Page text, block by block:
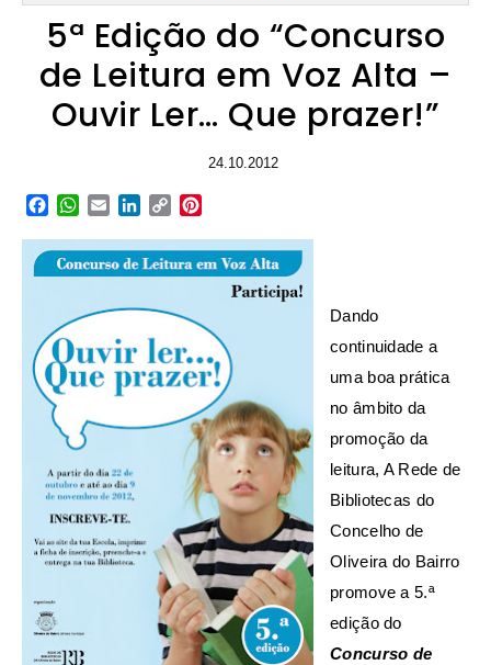
5ª Edição do “Concurso
de Leitura em Voz Alta –
Ouvir Ler… Que prazer!”
24.10.2012
Facebook
WhatsApp
EmailLinkedIn
Copy
Dando
continuidade a
uma boa prática
no âmbito da
promoção da
leitura, A Rede de
Bibliotecas do
Concelho de
Oliveira do Bairro
promove a 5.ª
edição do
Concurso de